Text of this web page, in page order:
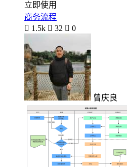
立即使用
商务流程
 1.5k  32  0
曾庆良